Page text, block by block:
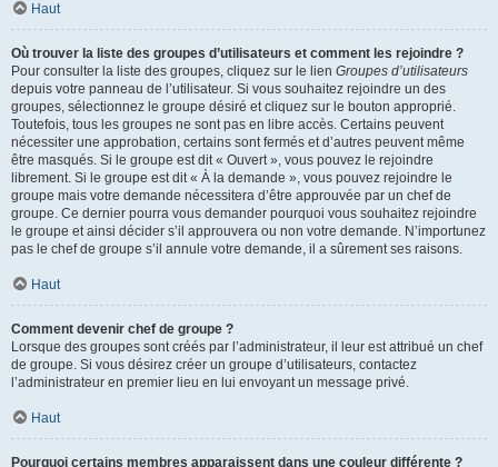
Haut
Où trouver la liste des groupes d’utilisateurs et comment les rejoindre ?
Pour consulter la liste des groupes, cliquez sur le lien Groupes d’utilisateurs
depuis votre panneau de l’utilisateur. Si vous souhaitez rejoindre un des
groupes, sélectionnez le groupe désiré et cliquez sur le bouton approprié.
Toutefois, tous les groupes ne sont pas en libre accès. Certains peuvent
nécessiter une approbation, certains sont fermés et d’autres peuvent même
être masqués. Si le groupe est dit « Ouvert », vous pouvez le rejoindre
librement. Si le groupe est dit « À la demande », vous pouvez rejoindre le
groupe mais votre demande nécessitera d’être approuvée par un chef de
groupe. Ce dernier pourra vous demander pourquoi vous souhaitez rejoindre
le groupe et ainsi décider s’il approuvera ou non votre demande. N’importunez
pas le chef de groupe s’il annule votre demande, il a sûrement ses raisons.
Haut
Comment devenir chef de groupe ?
Lorsque des groupes sont créés par l’administrateur, il leur est attribué un chef
de groupe. Si vous désirez créer un groupe d’utilisateurs, contactez
l’administrateur en premier lieu en lui envoyant un message privé.
Haut
Pourquoi certains membres apparaissent dans une couleur différente ?